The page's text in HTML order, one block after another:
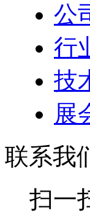
公
行
技
展
联系我
扫一